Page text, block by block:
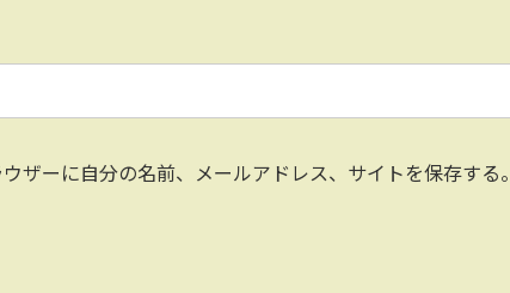
ザーに自分の名前、メールアドレス、サイトを保存する。